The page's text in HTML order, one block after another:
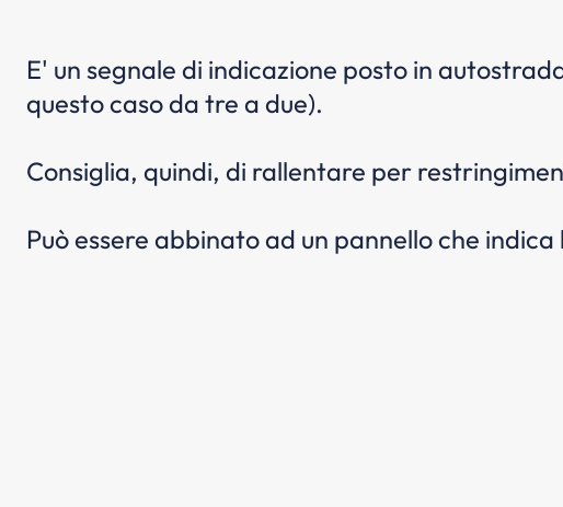
E' un segnale di indicazione posto in
questo caso da tre a due).
Consiglia, quindi, di rallentare per
Può essere abbinato ad un pannello che